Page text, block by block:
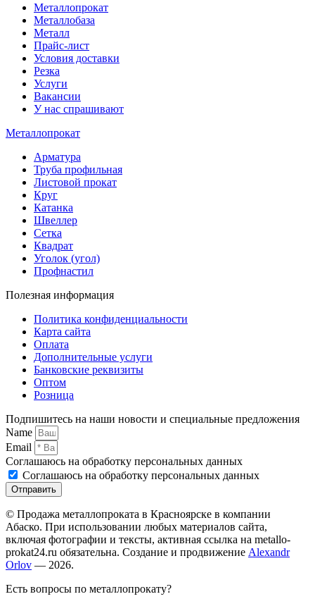
Металлопрокат
Металлобаза
Металл
Прайс-лист
Условия доставки
Резка
Услуги
Вакансии
У нас спрашивают
Металлопрокат
Арматура
Труба профильная
Листовой прокат
Круг
Катанка
Швеллер
Сетка
Квадрат
Уголок (угол)
Профнастил
Полезная информация
Политика конфиденциальности
Карта сайта
Оплата
Дополнительные услуги
Банковские реквизиты
Оптом
Розница
Подпишитесь на наши новости и специальные предложения
Name
Email
Соглашаюсь на обработку персональных данных
Соглашаюсь на обработку персональных данных
Отправить
© Продажа металлопроката в Красноярске в компании
Абаско. При использовании любых материалов сайта,
включая фотографии и тексты, активная ссылка на metallo-
prokat24.ru обязательна. Создание и продвижение Alexandr
Orlov — 2026.
Есть вопросы по металлопрокату?